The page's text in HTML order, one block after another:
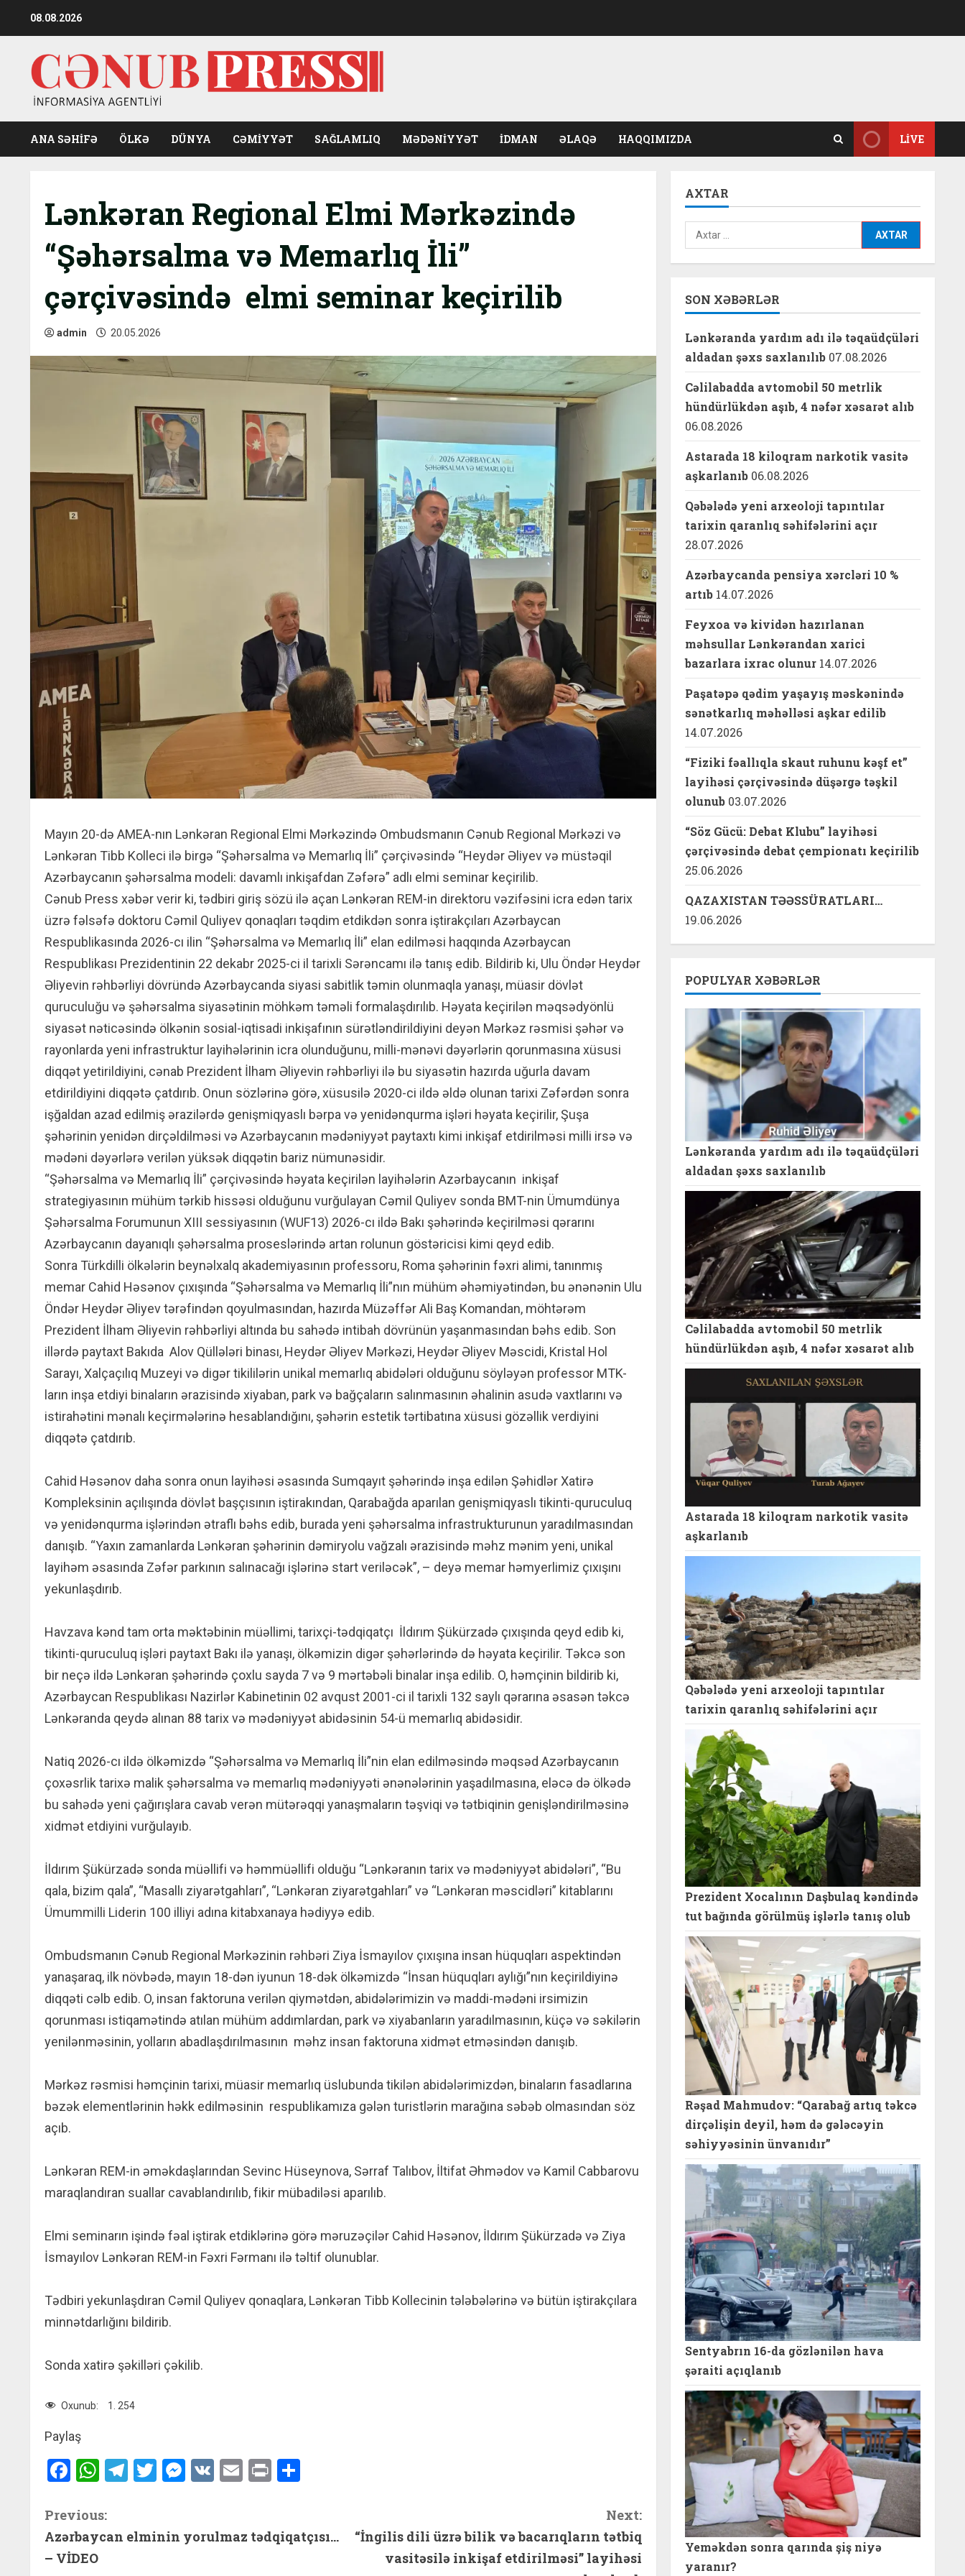
08.08.2026
ANA SƏHİFƏ ÖLKƏ DÜNYA CƏMIYYƏT SAĞLAMLIQ MƏDƏNIYYƏT İDMAN ƏLAQƏ HAQQIMIZDA LIVE
Lənkəran Regional Elmi Mərkəzində
“Şəhərsalma və Memarlıq İli”
çərçivəsində elmi seminar keçirilib
admin 20.05.2026
Mayın 20-də AMEA-nın Lənkəran Regional Elmi Mərkəzində Ombudsmanın Cənub Regional Mərkəzi və
Lənkəran Tibb Kolleci ilə birgə “Şəhərsalma və Memarlıq İli” çərçivəsində “Heydər Əliyev və müstəqil
Azərbaycanın şəhərsalma modeli: davamlı inkişafdan Zəfərə” adlı elmi seminar keçirilib.
Cənub Press xəbər verir ki, tədbiri giriş sözü ilə açan Lənkəran REM-in direktoru vəzifəsini icra edən tarix
üzrə fəlsəfə doktoru Cəmil Quliyev qonaqları təqdim etdikdən sonra iştirakçıları Azərbaycan
Respublikasında 2026-cı ilin “Şəhərsalma və Memarlıq İli” elan edilməsi haqqında Azərbaycan
Respublikası Prezidentinin 22 dekabr 2025-ci il tarixli Sərəncamı ilə tanış edib. Bildirib ki, Ulu Öndər Heydər
Əliyevin rəhbərliyi dövründə Azərbaycanda siyasi sabitlik təmin olunmaqla yanaşı, müasir dövlət
quruculuğu və şəhərsalma siyasətinin möhkəm təməli formalaşdırılıb. Həyata keçirilən məqsədyönlü
siyasət nəticəsində ölkənin sosial-iqtisadi inkişafının sürətləndirildiyini deyən Mərkəz rəsmisi şəhər və
rayonlarda yeni infrastruktur layihələrinin icra olunduğunu, milli-mənəvi dəyərlərin qorunmasına xüsusi
diqqət yetirildiyini, cənab Prezident İlham Əliyevin rəhbərliyi ilə bu siyasətin hazırda uğurla davam
etdirildiyini diqqətə çatdırıb. Onun sözlərinə görə, xüsusilə 2020-ci ildə əldə olunan tarixi Zəfərdən sonra
işğaldan azad edilmiş ərazilərdə genişmiqyaslı bərpa və yenidənqurma işləri həyata keçirilir, Şuşa
şəhərinin yenidən dirçəldilməsi və Azərbaycanın mədəniyyət paytaxtı kimi inkişaf etdirilməsi milli irsə və
mədəni dəyərlərə verilən yüksək diqqətin bariz nümunəsidir.
“Şəhərsalma və Memarlıq İli” çərçivəsində həyata keçirilən layihələrin Azərbaycanın inkişaf
strategiyasının mühüm tərkib hissəsi olduğunu vurğulayan Cəmil Quliyev sonda BMT-nin Ümumdünya
Şəhərsalma Forumunun XIII sessiyasının (WUF13) 2026-cı ildə Bakı şəhərində keçirilməsi qərarını
Azərbaycanın dayanıqlı şəhərsalma proseslərində artan rolunun göstəricisi kimi qeyd edib.
Sonra Türkdilli ölkələrin beynəlxalq akademiyasının professoru, Roma şəhərinin fəxri alimi, tanınmış
memar Cahid Həsənov çıxışında “Şəhərsalma və Memarlıq İli”nın mühüm əhəmiyətindən, bu ənənənin Ulu
Öndər Heydər Əliyev tərəfindən qoyulmasından, hazırda Müzəffər Ali Baş Komandan, möhtərəm
Prezident İlham Əliyevin rəhbərliyi altında bu sahədə intibah dövrünün yaşanmasından bəhs edib. Son
illərdə paytaxt Bakıda Alov Qüllələri binası, Heydər Əliyev Mərkəzi, Heydər Əliyev Məscidi, Kristal Hol
Sarayı, Xalçaçılıq Muzeyi və digər tikililərin unikal memarlıq abidələri olduğunu söyləyən professor MTK-
ların inşa etdiyi binaların ərazisində xiyaban, park və bağçaların salınmasının əhalinin asudə vaxtlarını və
istirahətini mənalı keçirmələrinə hesablandığını, şəhərin estetik tərtibatına xüsusi gözəllik verdiyini
diqqətə çatdırıb.
Cahid Həsənov daha sonra onun layihəsi əsasında Sumqayıt şəhərində inşa edilən Şəhidlər Xatirə
Kompleksinin açılışında dövlət başçısının iştirakından, Qarabağda aparılan genişmiqyaslı tikinti-quruculuq
və yenidənqurma işlərindən ətraflı bəhs edib, burada yeni şəhərsalma infrastrukturunun yaradılmasından
danışıb. “Yaxın zamanlarda Lənkəran şəhərinin dəmiryolu vağzalı ərazisində məhz mənim yeni, unikal
layihəm əsasında Zəfər parkının salınacağı işlərinə start veriləcək”, – deyə memar həmyerlimiz çıxışını
yekunlaşdırıb.
Havzava kənd tam orta məktəbinin müəllimi, tarixçi-tədqiqatçı İldırım Şükürzadə çıxışında qeyd edib ki,
tikinti-quruculuq işləri paytaxt Bakı ilə yanaşı, ölkəmizin digər şəhərlərində də həyata keçirilir. Təkcə son
bir neçə ildə Lənkəran şəhərində çoxlu sayda 7 və 9 mərtəbəli binalar inşa edilib. O, həmçinin bildirib ki,
Azərbaycan Respublikası Nazirlər Kabinetinin 02 avqust 2001-ci il tarixli 132 saylı qərarına əsasən təkcə
Lənkəranda qeydə alınan 88 tarix və mədəniyyət abidəsinin 54-ü memarlıq abidəsidir.
Natiq 2026-cı ildə ölkəmizdə “Şəhərsalma və Memarlıq İli”nin elan edilməsində məqsəd Azərbaycanın
çoxəsrlik tarixə malik şəhərsalma və memarlıq mədəniyyəti ənənələrinin yaşadılmasına, eləcə də ölkədə
bu sahədə yeni çağırışlara cavab verən mütərəqqi yanaşmaların təşviqi və tətbiqinin genişləndirilməsinə
xidmət etdiyini vurğulayıb.
İldırım Şükürzadə sonda müəllifi və həmmüəllifi olduğu “Lənkəranın tarix və mədəniyyət abidələri”, “Bu
qala, bizim qala”, “Masallı ziyarətgahları”, “Lənkəran ziyarətgahları” və “Lənkəran məscidləri” kitablarını
Ümummilli Liderin 100 illiyi adına kitabxanaya hədiyyə edib.
Ombudsmanın Cənub Regional Mərkəzinin rəhbəri Ziya İsmayılov çıxışına insan hüquqları aspektindən
yanaşaraq, ilk növbədə, mayın 18-dən iyunun 18-dək ölkəmizdə “İnsan hüquqları aylığı”nın keçirildiyinə
diqqəti cəlb edib. O, insan faktoruna verilən qiymətdən, abidələrimizin və maddi-mədəni irsimizin
qorunması istiqamətində atılan mühüm addımlardan, park və xiyabanların yaradılmasının, küçə və səkilərin
yenilənməsinin, yolların abadlaşdırılmasının məhz insan faktoruna xidmət etməsindən danışıb.
Mərkəz rəsmisi həmçinin tarixi, müasir memarlıq üslubunda tikilən abidələrimizdən, binaların fasadlarına
bəzək elementlərinin həkk edilməsinin respublikamıza gələn turistlərin marağına səbəb olmasından söz
açıb.
Lənkəran REM-in əməkdaşlarından Sevinc Hüseynova, Sərraf Talıbov, İltifat Əhmədov və Kamil Cabbarovu
maraqlandıran suallar cavablandırılıb, fikir mübadiləsi aparılıb.
Elmi seminarın işində fəal iştirak etdiklərinə görə məruzəçilər Cahid Həsənov, İldırım Şükürzadə və Ziya
İsmayılov Lənkəran REM-in Fəxri Fərmanı ilə təltif olunublar.
Tədbiri yekunlaşdıran Cəmil Quliyev qonaqlara, Lənkəran Tibb Kollecinin tələbələrinə və bütün iştirakçılara
minnətdarlığını bildirib.
Sonda xatirə şəkilləri çəkilib.
Oxunub: 1. 254
Paylaş
Facebook
WhatsApp
Telegram
Twitter
Messenger
VK Email
Print
C
o
Previous:
Azərbaycan elminin yorulmaz tədqiqatçısı…
– VİDEO
Next:
“İngilis dili üzrə bilik və bacarıqların tətbiq
vasitəsilə inkişaf etdirilməsi” layihəsi
AXTAR
Axtarış:
SON XƏBƏRLƏR
Lənkəranda yardım adı ilə təqaüdçüləri
aldadan şəxs saxlanılıb 07.08.2026
Cəlilabadda avtomobil 50 metrlik
hündürlükdən aşıb, 4 nəfər xəsarət alıb
06.08.2026
Astarada 18 kiloqram narkotik vasitə
aşkarlanıb 06.08.2026
Qəbələdə yeni arxeoloji tapıntılar
tarixin qaranlıq səhifələrini açır
28.07.2026
Azərbaycanda pensiya xərcləri 10 %
artıb 14.07.2026
Feyxoa və kividən hazırlanan
məhsullar Lənkərandan xarici
bazarlara ixrac olunur 14.07.2026
Paşatəpə qədim yaşayış məskənində
sənətkarlıq məhəlləsi aşkar edilib
14.07.2026
“Fiziki fəallıqla skaut ruhunu kəşf et”
layihəsi çərçivəsində düşərgə təşkil
olunub 03.07.2026
“Söz Gücü: Debat Klubu” layihəsi
çərçivəsində debat çempionatı keçirilib
25.06.2026
QAZAXISTAN TƏƏSSÜRATLARI…
19.06.2026
POPULYAR XƏBƏRLƏR
Lənkəranda yardım adı ilə təqaüdçüləri
aldadan şəxs saxlanılıb
Cəlilabadda avtomobil 50 metrlik
hündürlükdən aşıb, 4 nəfər xəsarət alıb
Astarada 18 kiloqram narkotik vasitə
aşkarlanıb
Qəbələdə yeni arxeoloji tapıntılar
tarixin qaranlıq səhifələrini açır
Prezident Xocalının Daşbulaq kəndində
tut bağında görülmüş işlərlə tanış olub
Rəşad Mahmudov: “Qarabağ artıq təkcə
dirçəlişin deyil, həm də gələcəyin
səhiyyəsinin ünvanıdır”
Sentyabrın 16-da gözlənilən hava
şəraiti açıqlanıb
Yeməkdən sonra qarında şiş niyə
yaranır?